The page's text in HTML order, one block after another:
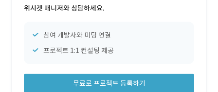
위시켓 매니저와 상담하세요.
참여 개발사와 미팅 연결
프로젝트 1:1 컨설팅 제공
무료로 프로젝트 등록하기